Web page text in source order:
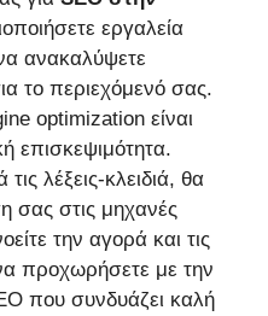
εργαλεία
ανακαλύψετε
το περιεχόμενό σας.
optimization είναι
επισκεψιμότητα.
λέξεις-κλειδιά, θα
σας στις μηχανές
την αγορά και τις
προχωρήσετε με την
που συνδυάζει καλή